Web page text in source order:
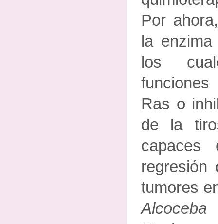
Por
la
los
Ras o
de la
capaces
regresión
tumores